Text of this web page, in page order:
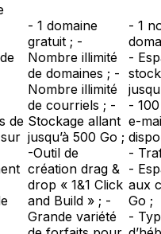
de
- 1 domaine
gratuit ; -
Nombre illimité
de domaines ; -
Nombre illimité
de courriels ; -
Stockage allant
jusqu’à 500 Go ;
-Outil de
création drag &
drop « 1&1 Click
and Build » ; -
Grande variété
- 1
-
-
e-
-
-
aux
Go ;
-